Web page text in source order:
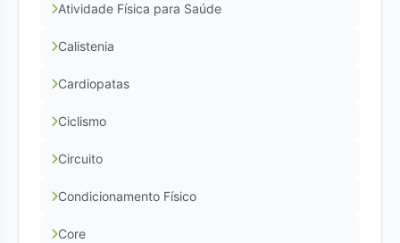
Atividade Física para Saúde
Calistenia
Cardiopatas
Ciclismo
Circuito
Condicionamento Físico
Core